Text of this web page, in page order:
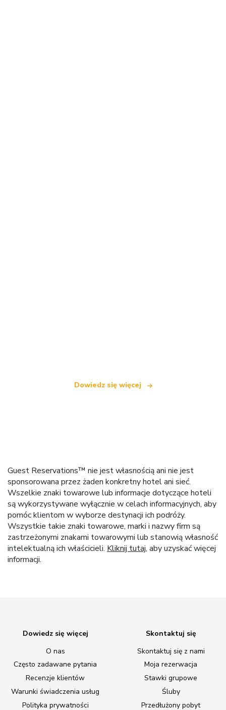
Dowiedz się więcej
Guest Reservations™ nie jest własnością ani nie jest
sponsorowana przez żaden konkretny hotel ani sieć.
Wszelkie znaki towarowe lub informacje dotyczące hoteli
są wykorzystywane wyłącznie w celach informacyjnych, aby
pomóc klientom w wyborze destynacji ich podróży.
Wszystkie takie znaki towarowe, marki i nazwy firm są
zastrzeżonymi znakami towarowymi lub stanowią własność
intelektualną ich właścicieli. Kliknij tutaj, aby uzyskać więcej
informacji.
Dowiedz się więcej
O nas
Często zadawane pytania
Recenzje klientów
Warunki świadczenia usług
Polityka prywatności
Skontaktuj się
Skontaktuj się z nami
Moja rezerwacja
Stawki grupowe
Śluby
Przedłużony pobyt